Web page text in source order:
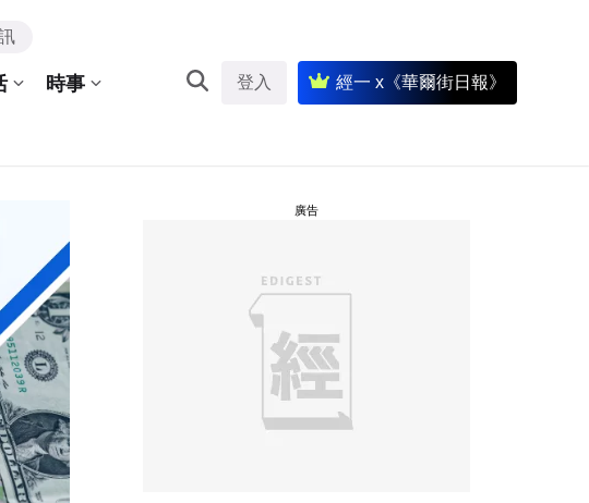
時事 登入 經一 x《華爾街日報》
廣告